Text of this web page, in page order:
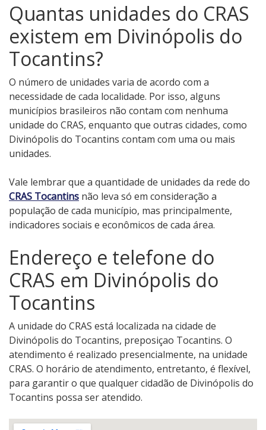
Quantas unidades do CRAS
existem em Divinópolis do
Tocantins?
O número de unidades varia de acordo com a
necessidade de cada localidade. Por isso, alguns
municípios brasileiros não contam com nenhuma
unidade do CRAS, enquanto que outras cidades, como
Divinópolis do Tocantins contam com uma ou mais
unidades.
Vale lembrar que a quantidade de unidades da rede do
CRAS Tocantins não leva só em consideração a
população de cada município, mas principalmente,
indicadores sociais e econômicos de cada área.
Endereço e telefone do
CRAS em Divinópolis do
Tocantins
A unidade do CRAS está localizada na cidade de
Divinópolis do Tocantins, preposiçao Tocantins. O
atendimento é realizado presencialmente, na unidade
CRAS. O horário de atendimento, entretanto, é flexível,
para garantir o que qualquer cidadão de Divinópolis do
Tocantins possa ser atendido.